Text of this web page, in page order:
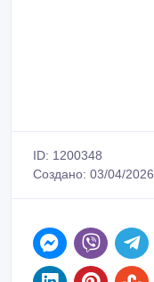
ID: 1200348
Создано: 03/04/2026